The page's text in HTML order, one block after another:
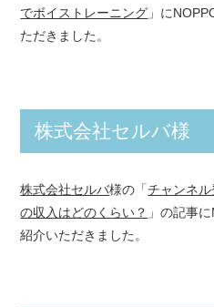
でボイストレーニング 」に
ただきました。
株式会社セルバ様
株式会社セルバ様の「チャンネ
の収入はどのくらい？ 」の記事
紹介いただきました。